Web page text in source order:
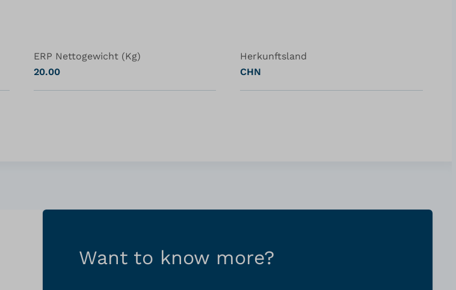
ERP Nettogewicht (Kg)
20.00
Herkunftsland
CHN
Want to know more?